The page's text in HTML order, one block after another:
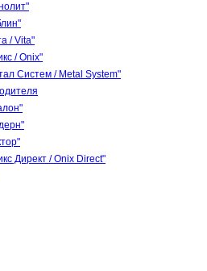
/ Vita"
/ Onix"
Систем / Metal System"
Директ / Onix Direct"